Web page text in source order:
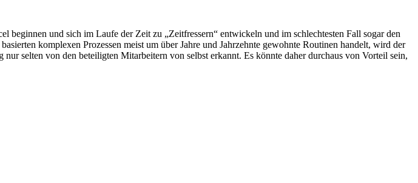
und sich im Laufe der Zeit zu „Zeitfressern“ entwickeln und im schlechtesten Fall sogar den
komplexen Prozessen meist um über Jahre und Jahrzehnte gewohnte Routinen handelt, wird der
selten von den beteiligten Mitarbeitern von selbst erkannt. Es könnte daher durchaus von Vorteil sein,